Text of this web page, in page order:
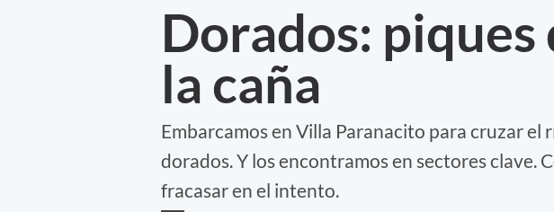
Dorados: piques
la caña
Embarcamos en Villa Paranacito para cruzar el
dorados. Y los encontramos en sectores clave.
fracasar en el intento.